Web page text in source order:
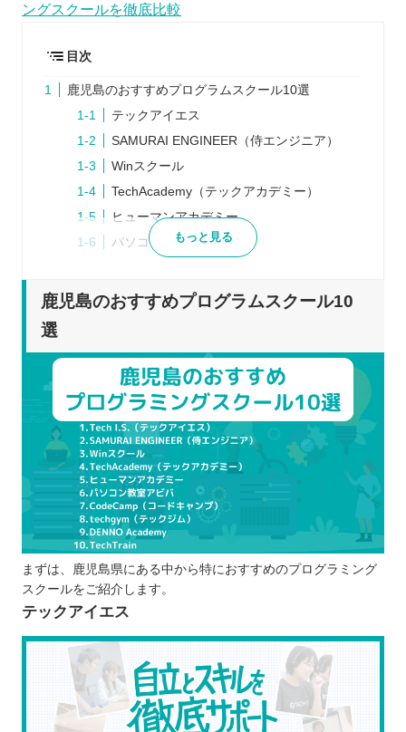
ングスクールを徹底比較
目次
鹿児島のおすすめプログラムスクール10選
テックアイエス
SAMURAI ENGINEER（侍エンジニア）
Winスクール
TechAcademy（テックアカデミー）
ヒューマンアカデミー
パソコン教室アビバ
techgym（テックジム）
プログラムスクールを選ぶポイント
学びたい言語を選択できるか
目的に合うカリキュラムか
オンラインと通学のどちらか
料金などは適切か
就職や転職のサポート体制はどうなってい
るか
プログラムスクールで学習するメリット
独学よりも効率的に学べる
ポートフォリオを作成し、実績として提示
できる
わからない部分を質問しやすい
エンジニアとして働くための知識が身に付
く
プログラムスクールで学ぶ際の注意点
もっと見る
鹿児島のおすすめプログラムスクール10
選
まずは、鹿児島県にある中から特におすすめのプログラミング
スクールをご紹介します。
テックアイエス